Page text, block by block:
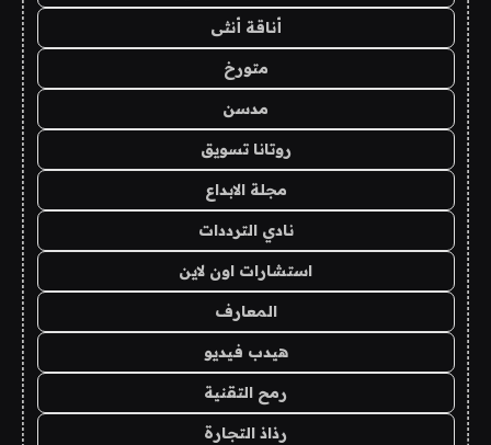
أناقة أنثى
متورخ
مدسن
روتانا تسويق
مجلة الابداع
نادي الترددات
استشارات اون لاين
المعارف
هيدب فيديو
رمح التقنية
رذاذ التجارة